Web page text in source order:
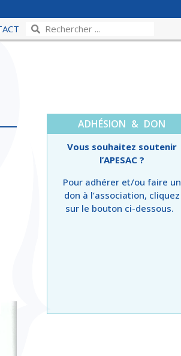
ADHÉSION & DON
Vous souhaitez soutenir
l’APESAC ?
Pour adhérer et/ou faire un
don à l’association, cliquez
sur le bouton ci-dessous.